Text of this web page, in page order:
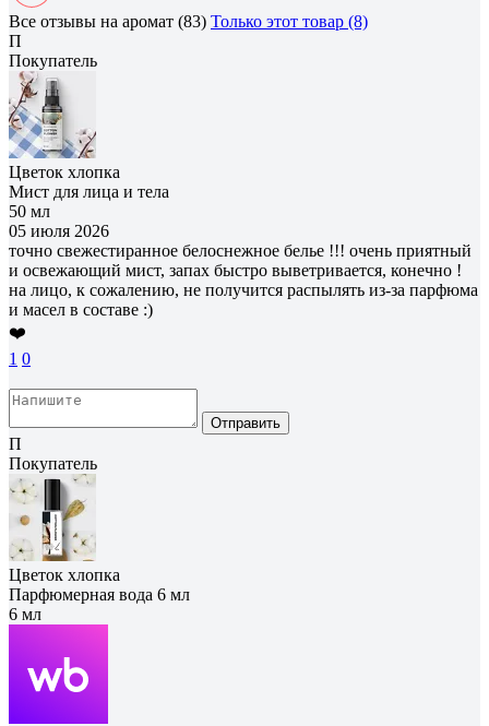
Все отзывы на аромат (83) Только этот товар (8)
П
Покупатель
Цветок хлопка
Мист для лица и тела
50 мл
05 июля 2026
точно свежестиранное белоснежное белье !!! очень приятный
и освежающий мист, запах быстро выветривается, конечно !
на лицо, к сожалению, не получится распылять из-за парфюма
и масел в составе :)
❤️
1 0
Отправить
П
Покупатель
Цветок хлопка
Парфюмерная вода 6 мл
6 мл